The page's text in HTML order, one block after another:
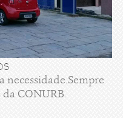
necessidade.Sempre
CONURB.